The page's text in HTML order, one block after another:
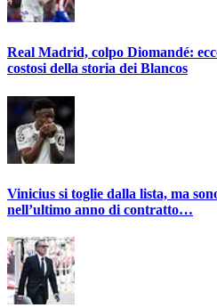
Real Madrid, colpo Diomandé:
costosi della storia dei Blancos
Vinicius si toglie dalla lista, ma
nell’ultimo anno di contratto…